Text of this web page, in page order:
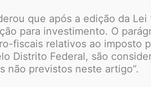
que após a edição da
para investimento. O
fiscais relativos ao imposto
Distrito Federal, são
não previstos neste artigo”.